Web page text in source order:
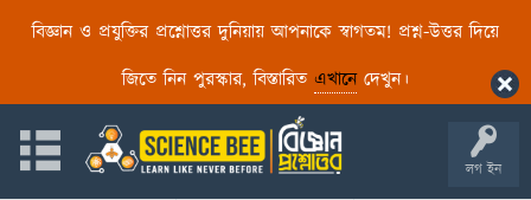
বিজ্ঞান ও প্রযুক্তির প্রশ্নোত্তর দুনিয়ায় আপনাকে স্বাগতম! প্রশ্ন-উত্তর দিয়ে
জিতে নিন পুরস্কার, বিস্তারিত এখানেদেখুন।
লগ ইন